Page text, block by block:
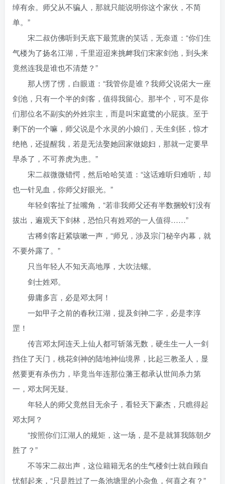
绰有余。师父从不骗人，那就只能说明你这个家伙，不简
单。”
宋二叔仿佛听到天底下最荒唐的笑话，无奈道：“你们生
气楼为了扬名江湖，千里迢迢来挑衅我们宋家剑池，到头来
竟然连我是谁也不清楚？”
那人愣了愣，白眼道：“我管你是谁？我师父说偌大一座
剑池，只有一个半的剑客，值得我留心。那半个，可不是你
们那位名不副实的外姓宗主，而是叫宋庭鹭的小屁孩。至于
剩下的一个嘛，师父说是个水灵的小娘们，天生剑胚，惊才
绝艳，还提醒我，若是无法娶她回家做媳妇，那就一定要早
早杀了，不可养虎为患。”
宋二叔微微错愕，然后哈哈笑道：“这话难听归难听，却
也一针见血，你师父好眼光。”
年轻剑客扯了扯嘴角，“若非我师父还有半数捆蛟钉没有
拔出，遍观天下剑林，恐怕只有姓邓的一人值得……”
古稀剑客赶紧咳嗽一声，“师兄，涉及宗门秘辛内幕，就
不要外露了。”
只当年轻人不知天高地厚，大吹法螺。
剑士姓邓。
毋庸多言，必是邓太阿！
一如甲子之前的春秋江湖，提及剑神二字，必是李淳
罡！
传言邓太阿连天上仙人都可斩落无数，硬生生一人一剑
挡住了天门，桃花剑神的陆地神仙境界，比起三教圣人，显
然要更有杀伤力，毕竟当年连那位藩王都承认世间杀力第
一，邓太阿无疑。
年轻人的师父竟然目无余子，看轻天下豪杰，只瞧得起
邓太阿？
“按照你们江湖人的规矩，这一场，是不是就算我陈朝夕
胜了？”
不等宋二叔出声，这位籍籍无名的生气楼剑士就自顾自
忧郁起来，“只是胜过了一条池塘里的小杂鱼，何喜之有？”